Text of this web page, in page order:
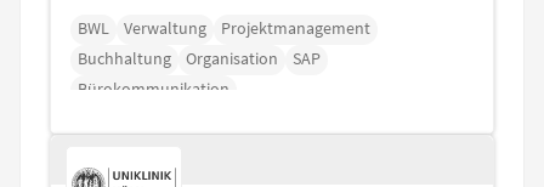
BWL Verwaltung
Projektmanagement
Buchhaltung
Organisation
SAP
Bürokommunikation